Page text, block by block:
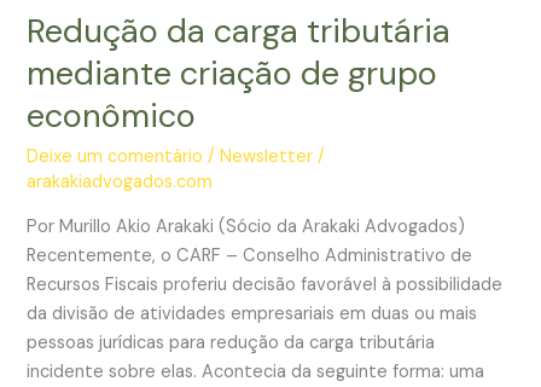
consumo
de
energia
poderão
reduzir
até
30%
do
valor
da
via
Redução da carga tributária
mediante criação de grupo
econômico
Deixe um comentário /Newsletter /
arakakiadvogados.com
Por Murillo Akio Arakaki (Sócio da Arakaki Advogados)
Recentemente, o CARF – Conselho Administrativo de
Recursos Fiscais proferiu decisão favorável à possibilidade
da divisão de atividades empresariais em duas ou mais
pessoas jurídicas para redução da carga tributária
incidente sobre elas. Acontecia da seguinte forma: uma